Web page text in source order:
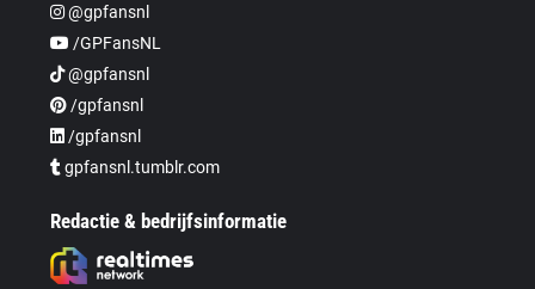
@gpfansnl
/GPFansNL
@gpfansnl
/gpfansnl
/gpfansnl
gpfansnl.tumblr.com
Redactie & bedrijfsinformatie